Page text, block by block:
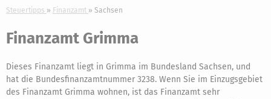
Steuertipps Finanzamt Sachsen
Finanzamt Grimma
Dieses Finanzamt liegt in Grimma im Bundesland Sachsen, und
hat die Bundesfinanzamtnummer 3238. Wenn Sie im Einzugsgebiet
des Finanzamt Grimma wohnen, ist das Finanzamt sehr